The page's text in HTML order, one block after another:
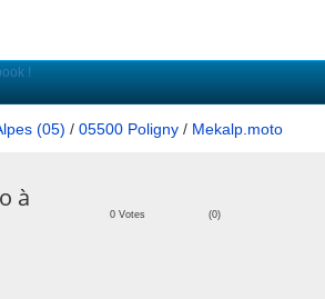
(05) / 05500 Poligny / Mekalp.moto
à
0 Votes (0)